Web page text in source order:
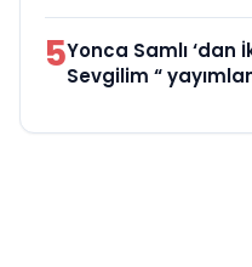
5Yonca Samlı ‘dan
Sevgilim “